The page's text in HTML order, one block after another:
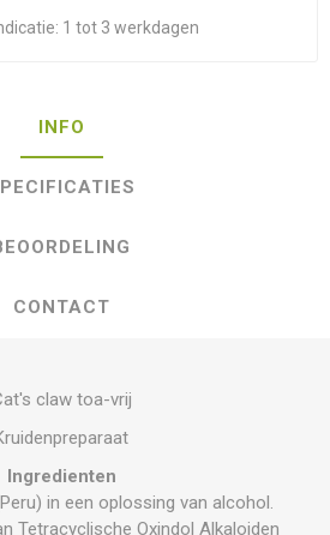
1 tot 3 werkdagen
INFO
CONTACT
claw toa-vrij
Ingredienten
in een oplossing van alcohol.
Tetracyclische Oxindol Alkaloiden